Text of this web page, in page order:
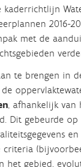
kaderrichtlijn
2016-
met de
te brengen in
, afhankelijk van
Dit gebeurde op
criteria
het gebied,